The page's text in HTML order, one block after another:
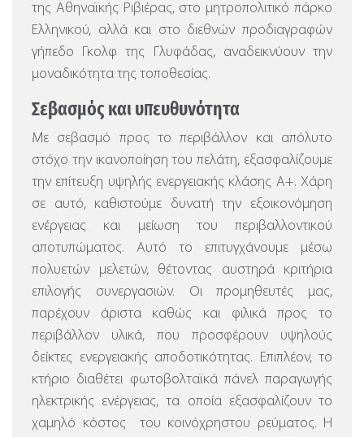
της Αθηναϊκής Ριβιέρας, στο μητροπολιτικό πάρκο
Ελληνικού, αλλά και στο διεθνών προδιαγραφών
γήπεδο Γκολφ της Γλυφάδας, αναδεικνύουν την
μοναδικότητα της τοποθεσίας.
Σεβασμός και υπευθυνότητα
Με σεβασμό προς το περιβάλλον και απόλυτο
στόχο την ικανοποίηση του πελάτη, εξασφαλίζουμε
την επίτευξη υψηλής ενεργειακής κλάσης Α+. Χάρη
σε αυτό, καθιστούμε δυνατή την εξοικονόμηση
ενέργειας και μείωση του περιβαλλοντικού
αποτυπώματος. Αυτό το επιτυγχάνουμε μέσω
πολυετών μελετών, θέτοντας αυστηρά κριτήρια
επιλογής συνεργασιών. Οι προμηθευτές μας,
παρέχουν άριστα καθώς και φιλικά προς το
περιβάλλον υλικά, που προσφέρουν υψηλούς
δείκτες ενεργειακής αποδοτικότητας. Επιπλέον, το
κτήριο διαθέτει φωτοβολταϊκά πάνελ παραγωγής
ηλεκτρικής ενέργειας, τα οποία εξασφαλίζουν το
χαμηλό κόστος του κοινόχρηστου ρεύματος. Η